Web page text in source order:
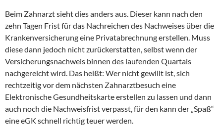
Beim Zahnarzt sieht dies anders aus. Dieser kann nach den
zehn Tagen Frist für das Nachreichen des Nachweises über die
Krankenversicherung eine Privatabrechnung erstellen. Muss
diese dann jedoch nicht zurückerstatten, selbst wenn der
Versicherungsnachweis binnen des laufenden Quartals
nachgereicht wird. Das heißt: Wer nicht gewillt ist, sich
rechtzeitig vor dem nächsten Zahnarztbesuch eine
Elektronische Gesundheitskarte erstellen zu lassen und dann
auch noch die Nachweisfrist verpasst, für den kann der „Spaß“
eine eGK schnell richtig teuer werden.